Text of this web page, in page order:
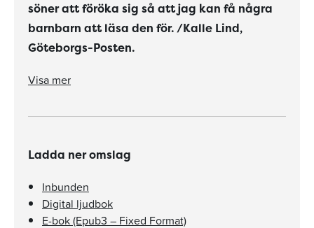
söner att föröka sig så att jag kan få några
barnbarn att läsa den för. /Kalle Lind,
Göteborgs-Posten.
Visa mer
Ladda ner omslag
Inbunden
Digital ljudbok
E-bok (Epub3 – Fixed Format)